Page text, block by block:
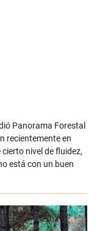
Panorama Forestal
recientemente en
nivel de fluidez,
está con un buen